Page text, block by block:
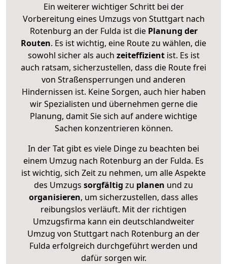
Ein weiterer wichtiger Schritt bei der
Vorbereitung eines Umzugs von Stuttgart nach
Rotenburg an der Fulda ist diePlanung der
Routen. Es ist wichtig, eine Route zu wählen, die
sowohl sicher als auch zeiteffizientist. Es ist
auch ratsam, sicherzustellen, dass die Route frei
von Straßensperrungen und anderen
Hindernissen ist. Keine Sorgen, auch hier haben
wir Spezialisten und übernehmen gerne die
Planung, damit Sie sich auf andere wichtige
Sachen konzentrieren können.
In der Tat gibt es viele Dinge zu beachten bei
einem Umzug nach Rotenburg an der Fulda. Es
ist wichtig, sich Zeit zu nehmen, um alle Aspekte
des Umzugs sorgfältig zu planen und zu
organisieren, um sicherzustellen, dass alles
reibungslos verläuft. Mit der richtigen
Umzugsfirma kann ein deutschlandweiter
Umzug von Stuttgart nach Rotenburg an der
Fulda erfolgreich durchgeführt werden und
dafür sorgen wir.